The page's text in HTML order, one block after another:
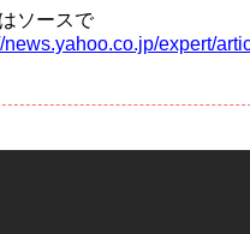
ソースで
news.yahoo.co.jp/expert/